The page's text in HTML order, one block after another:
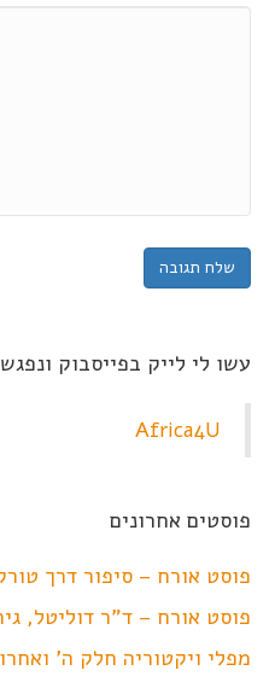
עשו לי לייק בפייסבוק
Africa4U
פוסטים אחרונים
פוסט אורח – סיפור דרך
פוסט אורח – ד"ר דוליטל, גירסת
מפלי ויקטוריה חלק ה'